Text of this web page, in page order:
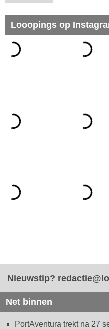
Looopings op
Nieuwstip?
Net binnen
PortAventura trekt na 27